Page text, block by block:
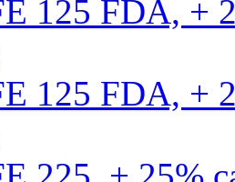
125 FDA, +
125 FDA, +